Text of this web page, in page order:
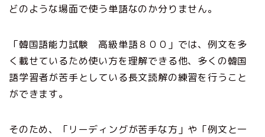
どのような場面で使う単語なのか分りません。
「韓国語能力試験 高級単語８００」では、例文を多
く載せているため使い方を理解できる他、多くの韓国
語学習者が苦手としている長文読解の練習を行うこと
ができます。
そのため、「リーディングが苦手な方」や「例文と一